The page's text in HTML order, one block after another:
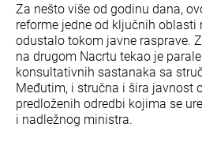
Za nešto više od godinu dana,
reforme jedne od ključnih oblasti
odustalo tokom javne rasprave.
na drugom Nacrtu tekao je
konsultativnih sastanaka sa
Međutim, i stručna i šira javnost
predloženih odredbi kojima se
i nadležnog ministra.